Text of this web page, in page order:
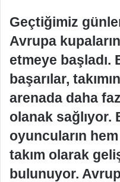
Geçtiğimiz
Avrupa
etmeye başladı.
başarılar,
arenada daha
olanak sağlıyor.
oyuncuların
takım olarak
bulunuyor.